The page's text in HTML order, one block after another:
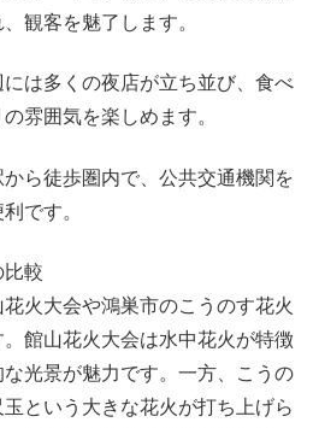
観客を魅了します。
は多くの夜店が立ち並び、食べ
雰囲気を楽しめます。
ら徒歩圏内で、公共交通機関を
です。
較
火大会や鴻巣市のこうのす花火
館山花火大会は水中花火が特徴
光景が魅力です。一方、こうの
という大きな花火が打ち上げら